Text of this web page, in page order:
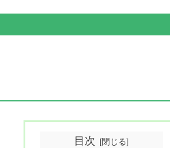
目次